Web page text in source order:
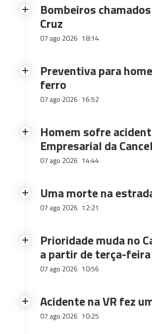
Bombeiros
Cruz
07 ago 2026 18:14
Preventiva para
ferro
07 ago 2026 16:52
Homem sofre
Empresarial da
07 ago 2026 14:44
Uma morte na
07 ago 2026 12:21
Prioridade muda no
a partir de terça-feira
07 ago 2026 10:56
Acidente na VR fez
07 ago 2026 10:25